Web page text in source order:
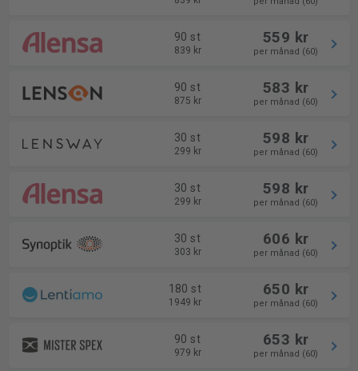
90 st
839 kr
559 kr
per månad (60)
90 st
875 kr
583 kr
per månad (60)
30 st
299 kr
598 kr
per månad (60)
30 st
299 kr
598 kr
per månad (60)
30 st
303 kr
606 kr
per månad (60)
180 st
1949 kr
650 kr
per månad (60)
90 st
979 kr
653 kr
per månad (60)